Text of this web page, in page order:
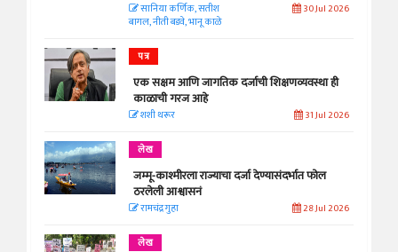
सानिया कर्णिक, सतीश
बागल, नीती बडवे, भानू काळे
30 Jul 2026
पत्र
एक सक्षम आणि जागतिक दर्जाची शिक्षणव्यवस्था ही
काळाची गरज आहे
शशी थरूर 31 Jul 2026
लेख
जम्मू-काश्मीरला राज्याचा दर्जा देण्यासंदर्भात फोल
ठरलेली आश्वासनं
रामचंद्र गुहा 28 Jul 2026
लेख